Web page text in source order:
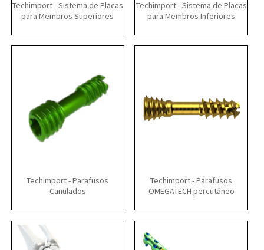
Techimport - Sistema de Placas
para Membros Superiores
Techimport - Sistema de Placas
para Membros Inferiores
Techimport - Parafusos
Canulados
Techimport - Parafusos
OMEGATECH percutâneo